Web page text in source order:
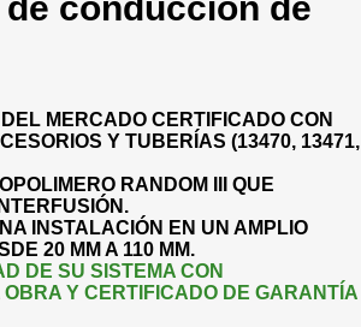
conducción de
MERCADO CERTIFICADO CON
Y TUBERÍAS (13470, 13471,
RANDOM III QUE
INSTALACIÓN EN UN AMPLIO
20 MM A 110 MM.
DE SU SISTEMA CON
Y CERTIFICADO DE GARANTÍA